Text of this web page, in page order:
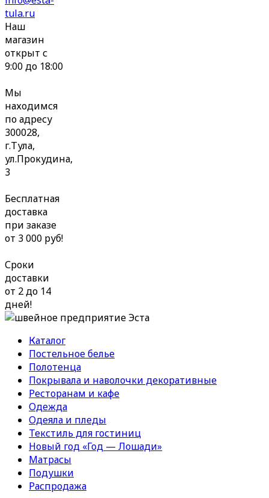
tula.ru
Наш
магазин
открыт с
9:00 до 18:00
Мы
находимся
по адресу
300028,
г.Тула,
ул.Прокудина,
3
Бесплатная
доставка
при заказе
от 3 000 руб!
Сроки
доставки
от 2 до 14
дней!
Каталог
Постельное белье
Полотенца
Покрывала и наволочки декоративные
Ресторанам и кафе
Одежда
Одеяла и пледы
Текстиль для гостиниц
Новый год «Год — Лошади»
Матрасы
Подушки
Распродажа